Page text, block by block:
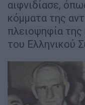
αιφνιδίασε,
κόμματα της
πλειοψηφία
του Ελληνικού